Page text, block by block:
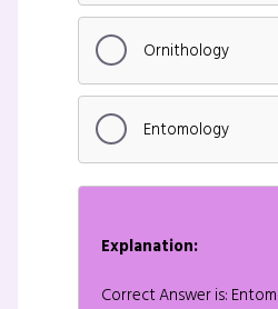
Ornithology
Entomology
Explanation:
Correct Answer is: